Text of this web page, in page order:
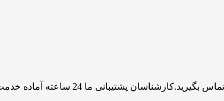
آماده خدمت رسانی به شما کاربران گرامی میباشند